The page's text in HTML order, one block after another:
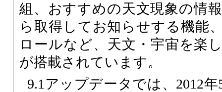
組、おすすめの天文現象の情
ら取得してお知らせする機能
ロールなど、天文・宇宙を楽
が搭載されています。
9.1アップデータでは、2012